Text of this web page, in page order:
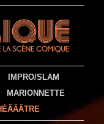
IMPRO/SLAM
MARIONNETTE